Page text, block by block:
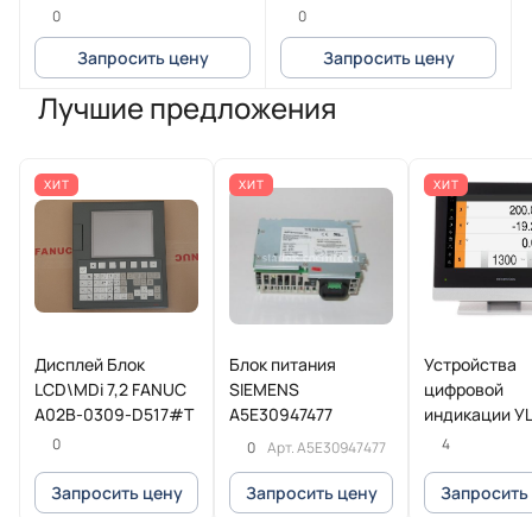
0
Запросить цену
0
Запросить цену
Лучшие предложения
ХИТ
Дисплей Блок
LCD\MDi 7,2 FANUC
A02B-0309-D517#T
0
Запросить цену
ХИТ
Блок питания
SIEMENS
A5E30947477
0 Арт.A5E30947477
Запросить цену
ХИТ
Устройства
цифровой
индикации
POSITIP 8016
4